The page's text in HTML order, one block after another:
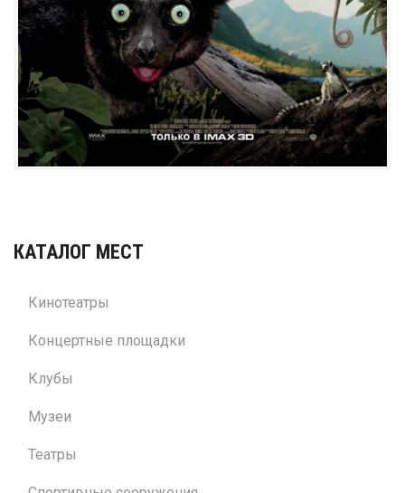
КАТАЛОГ МЕСТ
Кинотеатры
Концертные площадки
Клубы
Музеи
Театры